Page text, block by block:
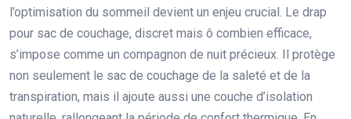
l’optimisation du sommeil devient un enjeu crucial. Le drap
pour sac de couchage, discret mais ô combien efficace,
s’impose comme un compagnon de nuit précieux. Il protège
non seulement le sac de couchage de la saleté et de la
transpiration, mais il ajoute aussi une couche d’isolation